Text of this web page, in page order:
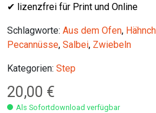
✔ lizenzfrei für Print und Online
Schlagworte: Aus dem Ofen,
Pecannüsse, Salbei, Zwiebeln
Kategorien: Step
20,00 €
Als Sofortdownload verfügbar